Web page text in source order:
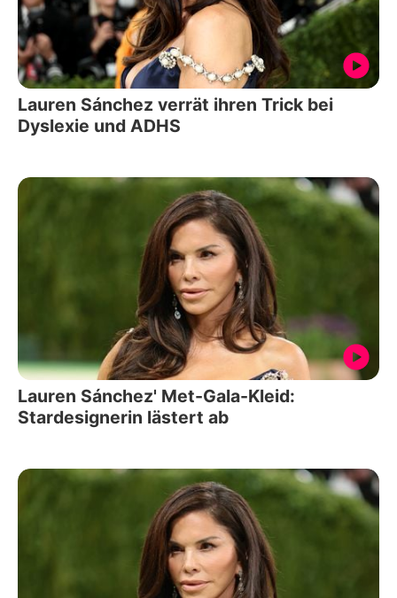
Lauren Sánchez verrät ihren Trick bei
Dyslexie und ADHS
Lauren Sánchez' Met-Gala-Kleid:
Stardesignerin lästert ab